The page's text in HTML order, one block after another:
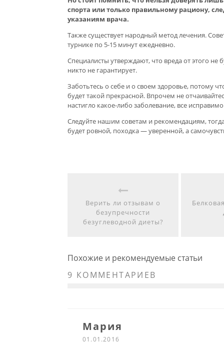
спорта или только правильному рациону,
указаниям врача.
Также существует народный метод лечения.
турнике по 5-15 минут ежедневно.
Специалисты утверждают, что вреда от этого не
никто не гарантирует.
Заботьтесь о себе и о своем здоровье, потому
будет такой прекрасной. Впрочем не
настигло какое-либо заболевание, все
Следуйте нашим советам и рекомендациям,
будет ровной, походка — уверенной, а
Верить ли отзывам о
безупречности
безуглеводной диеты?
Похожие и рекомендуемые статьи
9 КОММЕНТАРИЕВ
Мария
01.01.2016